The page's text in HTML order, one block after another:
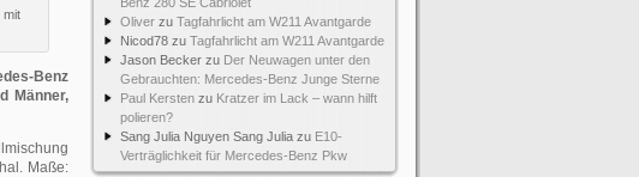
Oliver zu Tagfahrlicht am W211 Avantgarde
Nicod78 zu Tagfahrlicht am W211 Avantgarde
Jason Becker zu Der Neuwagen unter den
Gebrauchten: Mercedes-Benz Junge Sterne
Paul Kersten zu Kratzer im Lack – wann hilft
polieren?
Sang Julia Nguyen Sang Julia zu E10-
Verträglichkeit für Mercedes-Benz Pkw
mit
Benz
Männer,
Maße: